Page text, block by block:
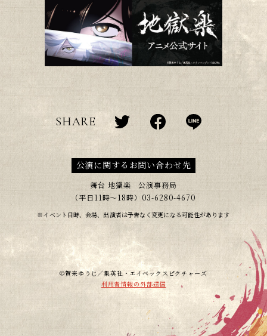
公演に関するお問い合わせ先
舞台 地獄楽 公演事務局
（平日11時～18時）03-6280-4670
※イベント日時、会場、出演者は予告なく変更になる可能性があります
SHARE
T
t
e
r
s
h
a
r
e
o
o
k
r
e
r
©賀来ゆうじ／集英社・エイベックスピクチャーズ
利用者情報の外部送信